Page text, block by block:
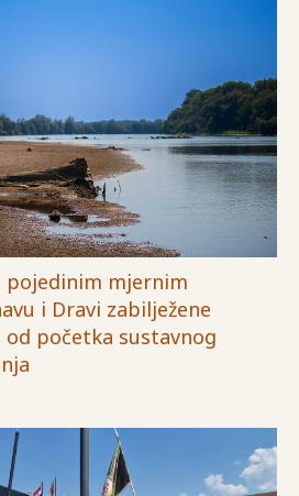
pojedinim mjernim
i Dravi zabilježene
početka sustavnog